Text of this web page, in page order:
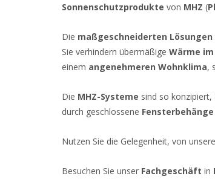
Sonnenschutzprodukte von MHZ (
Die maßgeschneiderten Lösungen
Sie verhindern übermäßige Wärme
einem angenehmeren Wohnklima,
Die MHZ-Systeme sind so konzipiert,
durch geschlossene Fensterbehänge
Nutzen Sie die Gelegenheit, von
Besuchen Sie unser Fachgeschäft in